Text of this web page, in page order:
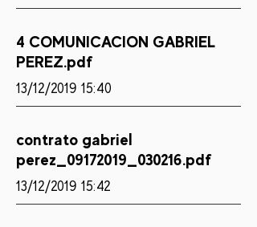
4 COMUNICACION GABRIEL
PEREZ.pdf
13/12/2019 15:40
contrato gabriel
perez_09172019_030216.pdf
13/12/2019 15:42